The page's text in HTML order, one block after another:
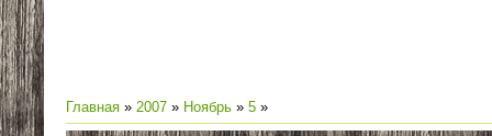
Главная » 2007 » Ноябрь » 5 »